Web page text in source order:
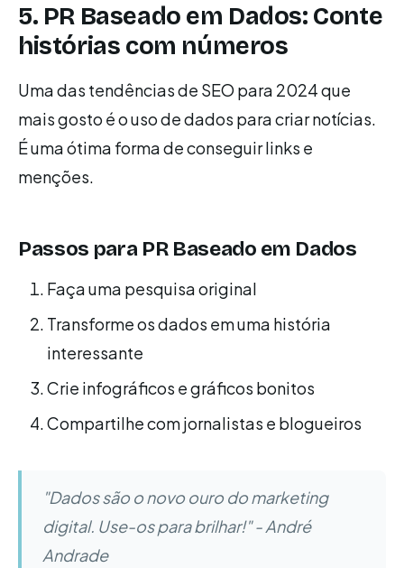
5. PR Baseado em Dados: Conte
histórias com números
Uma das tendências de SEO para 2024 que
mais gosto é o uso de dados para criar notícias.
É uma ótima forma de conseguir links e
menções.
Passos para PR Baseado em Dados
Faça uma pesquisa original
Transforme os dados em uma história
interessante
Crie infográficos e gráficos bonitos
Compartilhe com jornalistas e blogueiros
"Dados são o novo ouro do marketing
digital. Use-os para brilhar!" - André
Andrade